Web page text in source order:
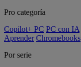
Pro categoría
Copilot+ PC PC con IA
Aprender Chromebooks
Por serie